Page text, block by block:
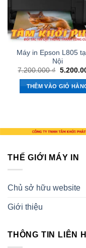
Máy in Epson L805
Nội
7.200.000₫ Giá
là:
THÊM VÀO GIỎ
THẾ GIỚI MÁY IN
Chủ sở hữu website
Giới thiệu
THÔNG TIN LIÊN